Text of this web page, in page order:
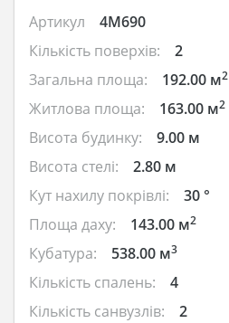
Артикул
4M690
Кількість поверхів:
2
Загальна площа:
192.00 м2
Житлова площа: 163.00 м2
Висота будинку:
9.00 м
Висота стелі:
2.80 м
Кут нахилу покрівлі:
30 °
Площа даху:
143.00 м2
Кубатура: 538.00 м3
Кількість спалень:
4
Кількість санвузлів:
2